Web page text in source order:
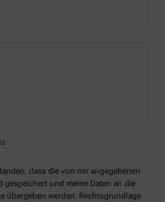
dass die von mir angegebenen
gespeichert und meine Daten an die
übergeben werden. Rechtsgrundlage